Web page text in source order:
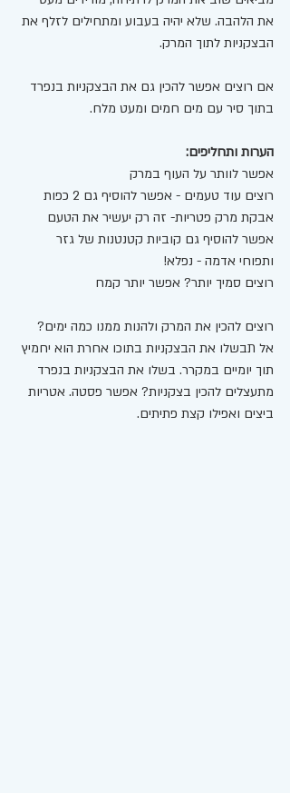
את הלהבה. שלא יהיה בעבוע ומתחילים לזלף את
הבצקניות לתוך המרק.
אם רוצים אפשר להכין גם את הבצקניות בנפרד
בתוך סיר עם מים חמים ומעט מלח.
הערות ותחליפים:
אפשר לוותר על העוף במרק
רוצים עוד טעמים - אפשר להוסיף גם 2 כפות
אבקת מרק פטריות- זה רק יעשיר את הטעם
אפשר להוסיף גם קוביות קטנטנות של גזר
ותפוחי אדמה - נפלא!
רוצים סמיך יותר? אפשר יותר קמח
רוצים להכין את המרק ולהנות ממנו כמה ימים?
אל תבשלו את הבצקניות בתוכו אחרת הוא יחמיץ
תוך יומיים במקרר. בשלו את הבצקניות בנפרד
מתעצלים להכין בצקניות? אפשר פסטה. אטריות
ביצים ואפילו קצת פתיתים.